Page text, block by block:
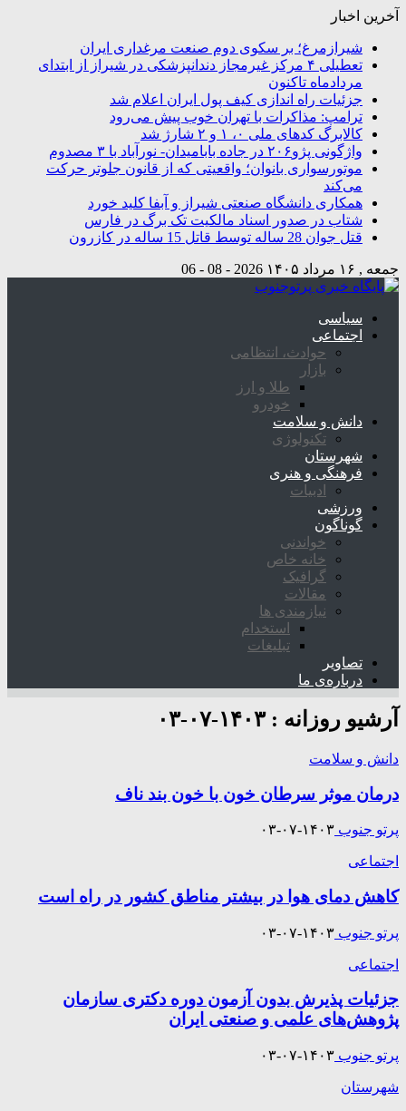
آخرین اخبار
شیرازمرغ؛ بر سکوی دوم صنعت مرغداری ایران
تعطیلی ۴ مرکز غیرمجاز دندانپزشکی در شیراز از ابتدای
مردادماه تاکنون
جزئیات راه اندازی کیف پول ایران اعلام شد
ترامپ: مذاکرات با تهران خوب پیش می‌رود
کالابرگ کدهای ملی ۰، ۱ و ۲ شارژ شد
واژگونی پژو۲۰۶ در جاده بابامیدان- نورآباد با ۳ مصدوم
موتورسواری بانوان؛ واقعیتی که از قانون جلوتر حرکت
می‌کند
همکاری دانشگاه صنعتی شیراز و آبفا کلید خورد
شتاب در صدور اسناد مالکیت تک برگ در فارس
قتل جوان 28 ساله توسط قاتل 15 ساله در کازرون
جمعه , ۱۶ مرداد ۱۴۰۵ 2026 - 08 - 06
سیاسی
اجتماعی
حوادث، انتظامی
بازار
طلا و ارز
خودرو
دانش و سلامت
تکنولوژی
شهرستان
فرهنگی و هنری
ادبیات
ورزشی
گوناگون
خواندنی
خانه خاص
گرافیک
مقالات
نیازمندی ها
استخدام
تبلیغات
تصاویر
درباره‌ی ما
آرشیو روزانه :۱۴۰۳-۰۷-۰۳
دانش و سلامت
درمان موثر سرطان خون با خون بند ناف
پرتو جنوب ۱۴۰۳-۰۷-۰۳
اجتماعی
کاهش دمای هوا در بیشتر مناطق کشور در راه است
پرتو جنوب ۱۴۰۳-۰۷-۰۳
اجتماعی
جزئیات پذیرش بدون آزمون دوره دکتری ﺳﺎزﻣﺎن
ﭘﮋوﻫﺶ‎ﻫﺎی ﻋﻠﻤﻰ و ﺻﻨﻌﺘﻰ اﯾﺮان
پرتو جنوب ۱۴۰۳-۰۷-۰۳
شهرستان